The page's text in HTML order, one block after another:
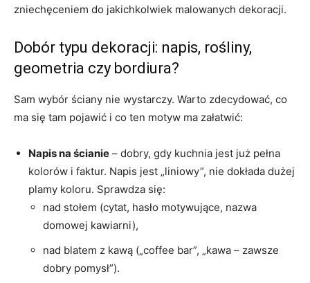
zniechęceniem do jakichkolwiek malowanych dekoracji.
Dobór typu dekoracji: napis, rośliny,
geometria czy bordiura?
Sam wybór ściany nie wystarczy. Warto zdecydować, co
ma się tam pojawić i co ten motyw ma załatwić:
Napis na ścianie – dobry, gdy kuchnia jest już pełna
kolorów i faktur. Napis jest „liniowy”, nie dokłada dużej
plamy koloru. Sprawdza się:
nad stołem (cytat, hasło motywujące, nazwa
domowej kawiarni),
nad blatem z kawą („coffee bar”, „kawa – zawsze
dobry pomysł”).